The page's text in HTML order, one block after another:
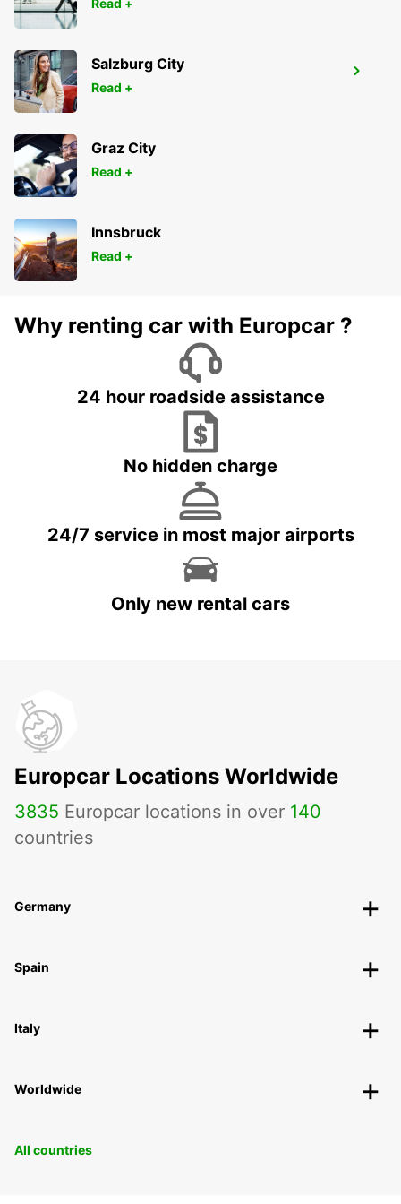
LOGNES
LOGNES - FRANCE
Read +
Salzburg City
Read +
Graz City
Read +
Innsbruck
Read +
Why renting car with Europcar ?
24 hour roadside assistance
No hidden charge
24/7 service in most major airports
Only new rental cars
Europcar Locations Worldwide
3835 Europcar locations in over 140
countries
Germany
Spain
Italy
Worldwide
All countries